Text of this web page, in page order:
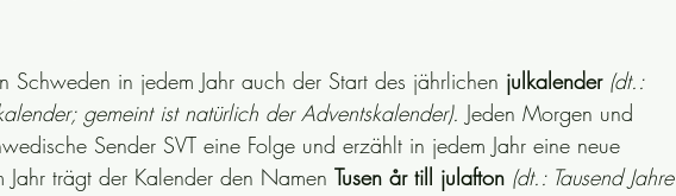
Sicherheit schwedische Traditionen Sprichwörter Schwedische Rezepte
Schweden in jedem Jahr auch der Start des jährlichen julkalender (dt.:
gemeint ist natürlich der Adventskalender). Jeden Morgen und
Sender SVT eine Folge und erzählt in jedem Jahr eine neue
Jahr trägt der Kalender den Namen Tusen år till julafton (dt.: Tausend Jahre